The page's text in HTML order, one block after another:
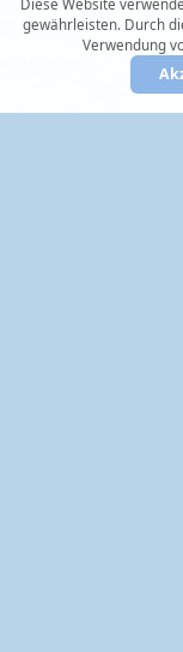
Diese Website
gewährleisten. Durch
Verwendung